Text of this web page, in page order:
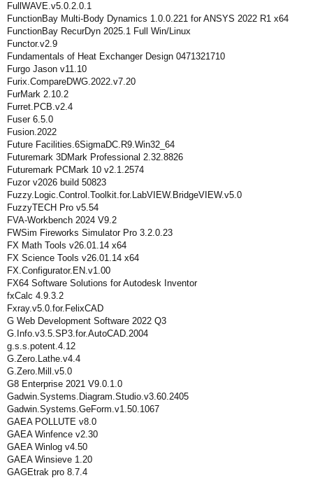
FullWAVE.v5.0.2.0.1
FunctionBay Multi-Body Dynamics 1.0.0.221 for ANSYS 2022 R1 x64
FunctionBay RecurDyn 2025.1 Full Win/Linux
Functor.v2.9
Fundamentals of Heat Exchanger Design 0471321710
Furgo Jason v11.10
Furix.CompareDWG.2022.v7.20
FurMark 2.10.2
Furret.PCB.v2.4
Fuser 6.5.0
Fusion.2022
Future Facilities.6SigmaDC.R9.Win32_64
Futuremark 3DMark Professional 2.32.8826
Futuremark PCMark 10 v2.1.2574
Fuzor v2026 build 50823
Fuzzy.Logic.Control.Toolkit.for.LabVIEW.BridgeVIEW.v5.0
FuzzyTECH Pro v5.54
FVA-Workbench 2024 V9.2
FWSim Fireworks Simulator Pro 3.2.0.23
FX Math Tools v26.01.14 x64
FX Science Tools v26.01.14 x64
FX.Configurator.EN.v1.00
FX64 Software Solutions for Autodesk Inventor
fxCalc 4.9.3.2
Fxray.v5.0.for.FelixCAD
G Web Development Software 2022 Q3
G.Info.v3.5.SP3.for.AutoCAD.2004
g.s.s.potent.4.12
G.Zero.Lathe.v4.4
G.Zero.Mill.v5.0
G8 Enterprise 2021 V9.0.1.0
Gadwin.Systems.Diagram.Studio.v3.60.2405
Gadwin.Systems.GeForm.v1.50.1067
GAEA POLLUTE v8.0
GAEA Winfence v2.30
GAEA Winlog v4.50
GAEA Winsieve 1.20
GAGEtrak pro 8.7.4